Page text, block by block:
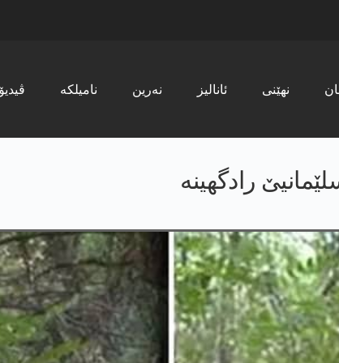
ڤیدیۆ نامیلکە نەرین ئانالیز نھێنی
رادگھینە